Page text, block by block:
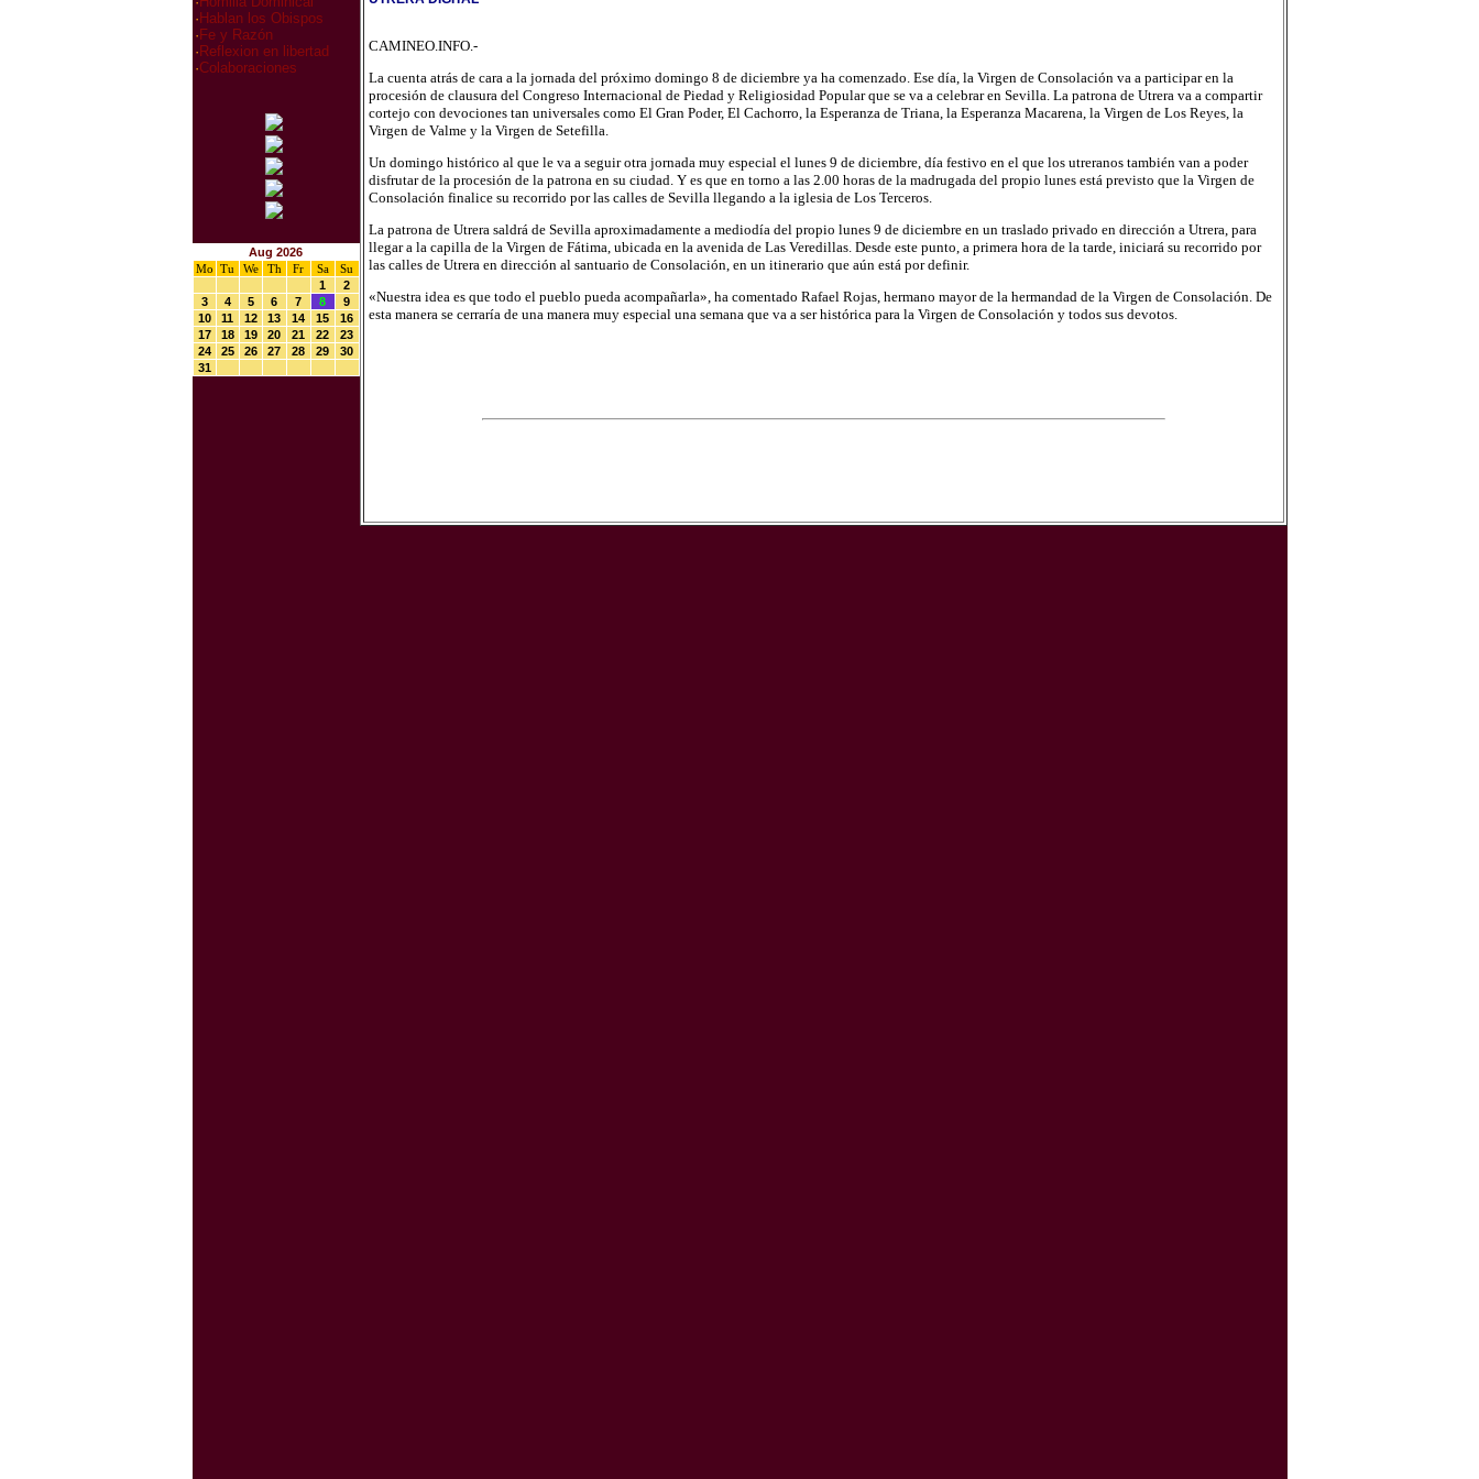
· Hablan los Obispos
· Fe y Razón
· Reflexion en libertad
·Colaboraciones
Aug 2026
Mo Tu We Th Fr Sa
Su
1
2
3
4 5 6 7 8
9
10
11 12 13 14 15
16
17
18 19 20 21 22
23
24
25 26 27 28 29
30
31
CAMINEO.INFO.-
La cuenta atrás de cara a la jornada del próximo domingo 8 de diciembre ya ha comenzado. Ese día, la Virgen de Consolación va a participar en la
procesión de clausura del Congreso Internacional de Piedad y Religiosidad Popular que se va a celebrar en Sevilla. La patrona de Utrera va a compartir
cortejo con devociones tan universales como El Gran Poder, El Cachorro, la Esperanza de Triana, la Esperanza Macarena, la Virgen de Los Reyes, la
Virgen de Valme y la Virgen de Setefilla.
Un domingo histórico al que le va a seguir otra jornada muy especial el lunes 9 de diciembre, día festivo en el que los utreranos también van a poder
disfrutar de la procesión de la patrona en su ciudad. Y es que en torno a las 2.00 horas de la madrugada del propio lunes está previsto que la Virgen de
Consolación finalice su recorrido por las calles de Sevilla llegando a la iglesia de Los Terceros.
La patrona de Utrera saldrá de Sevilla aproximadamente a mediodía del propio lunes 9 de diciembre en un traslado privado en dirección a Utrera, para
llegar a la capilla de la Virgen de Fátima, ubicada en la avenida de Las Veredillas. Desde este punto, a primera hora de la tarde, iniciará su recorrido por
las calles de Utrera en dirección al santuario de Consolación, en un itinerario que aún está por definir.
«Nuestra idea es que todo el pueblo pueda acompañarla», ha comentado Rafael Rojas, hermano mayor de la hermandad de la Virgen de Consolación. De
esta manera se cerraría de una manera muy especial una semana que va a ser histórica para la Virgen de Consolación y todos sus devotos.